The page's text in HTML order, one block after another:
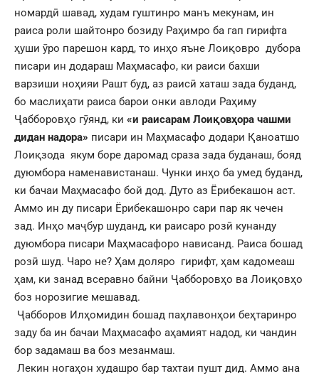
номардӣ шавад, худам гуштинро манъ мекунам, ин
раиса роли шайтонро бозиду Раҳимро ба гап гирифта
ҳуши ӯро парешон кард, то инҳо яъне Лоиқовро дубора
писари ин додараш Маҳмасафо, ки раиси бахши
варзиши ноҳияи Рашт буд, аз раисӣ хаташ зада буданд,
бо маслиҳати раиса барои онки авлоди Раҳиму
Ҷабборовҳо гӯянд, ки «и раисарам Лоиқовҳора чашми
дидан надора» писари ин Маҳмасафо додари Қаноатшо
Лоиқзода якум боре даромад сраза зада буданаш, бояд
дуюмбора наменавистанаш. Чунки инҳо ба умед буданд,
ки бачаи Маҳмасафо бой дод. Дуто аз Ёрибекашон аст.
Аммо ин ду писари Ёрибекашонро сари пар як чечен
зад. Инҳо маҷбур шуданд, ки раисаро розӣ кунанду
дуюмбора писари Маҳмасафоро нависанд. Раиса бошад
розӣ шуд. Чаро не? Ҳам доляро гирифт, ҳам кадомеаш
ҳам, ки занад всеравно байни Ҷабборовҳо ва Лоиқовҳо
боз норозигие мешавад.
Ҷабборов Илҳомидин бошад паҳлавонҳои беҳтаринро
заду ба ин бачаи Маҳмасафо аҳамият надод, ки чандин
бор задамаш ва боз мезанмаш.
Лекин ногаҳон худашро бар тахтаи пушт дид. Аммо ана